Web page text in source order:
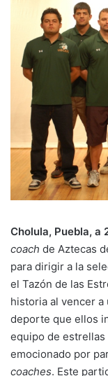
Cholula, Puebla, a
coach de Aztecas
para dirigir a la
el Tazón de las
historia al vencer
deporte que ellos
equipo de estrellas
emocionado por
coaches. Este